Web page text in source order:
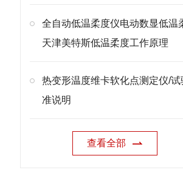
全自动低温柔度仪电动数显低温
天津美特斯低温柔度工作原理
热变形温度维卡软化点测定仪/试
准说明
查看全部